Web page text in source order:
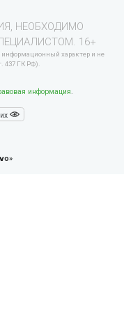
НЕОБХОДИМО
16+
информационный характер и не
437 ГК РФ).
информация.